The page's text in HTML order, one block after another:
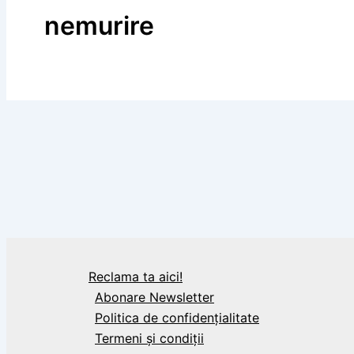
nemurire
Reclama ta aici!
Abonare Newsletter
Politica de confidențialitate
Termeni și condiții